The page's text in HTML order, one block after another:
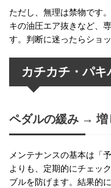
ただし、無理は禁物です
キの油圧エア抜きなど、
す。判断に迷ったらショ
カチカチ・パ
ペダルの緩み → 増
メンテナンスの基本は「
よりも、定期的にチェッ
ブルを防げます。結果的